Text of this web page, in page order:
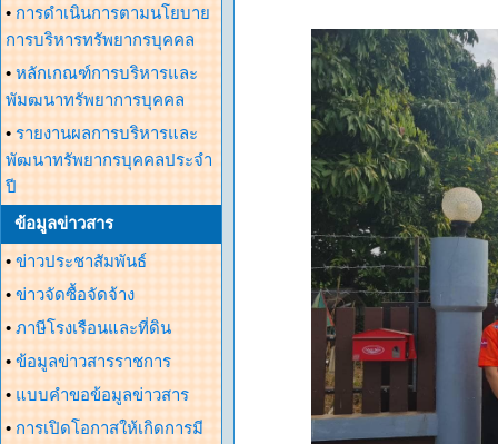
• การดำเนินการตามนโยบาย
การบริหารทรัพยากรบุคคล
• หลักเกณฑ์การบริหารและ
พัมฒนาทรัพยาการบุคคล
• รายงานผลการบริหารและ
พัฒนาทรัพยากรบุคคลประจำ
ปี
ข้อมูลข่าวสาร
• ข่าวประชาสัมพันธ์
• ข่าวจัดซื้อจัดจ้าง
• ภาษีโรงเรือนและที่ดิน
• ข้อมูลข่าวสารราชการ
• แบบคำขอข้อมูลข่าวสาร
• การเปิดโอกาสให้เกิดการมี